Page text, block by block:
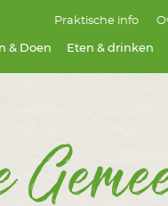
& Doen Eten & drinken
Praktische info